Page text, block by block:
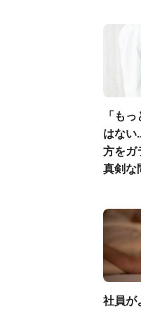
「も
はない
方をガ
真剣な
社員が